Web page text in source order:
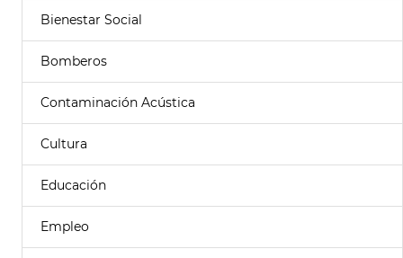
Bienestar Social
Bomberos
Contaminación Acústica
Cultura
Educación
Empleo